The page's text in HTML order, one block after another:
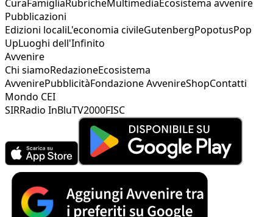
CuraFamigliaRubricheMultimediaEcosistema avvenire
Pubblicazioni
Edizioni localiL'economia civileGutenbergPopotusPop
UpLuoghi dell'Infinito
Avvenire
Chi siamoRedazioneEcosistema
AvvenirePubblicitàFondazione AvvenireShopContatti
Mondo CEI
SIRRadio InBluTV2000FISC